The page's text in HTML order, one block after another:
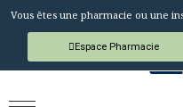
Vous êtes une pharmacie ou une
Espace Pharmacie